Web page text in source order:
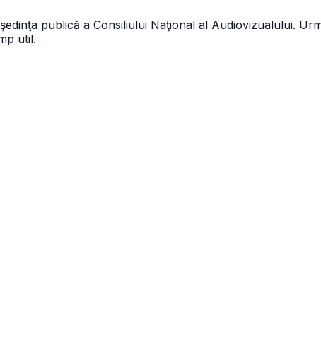
publică a Consiliului Naţional al Audiovizualului.
util.